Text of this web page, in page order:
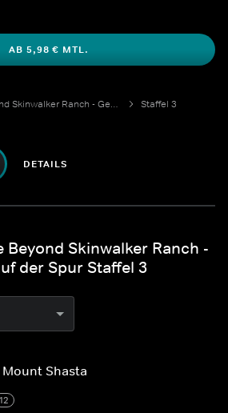
AB 5,98 € MTL.
Beyond Skinwalker Ranch - Geheimnissen auf der Spur
Staffel 3
DETAILS
Beyond Skinwalker Ranch -
der Spur Staffel 3
Shasta
12